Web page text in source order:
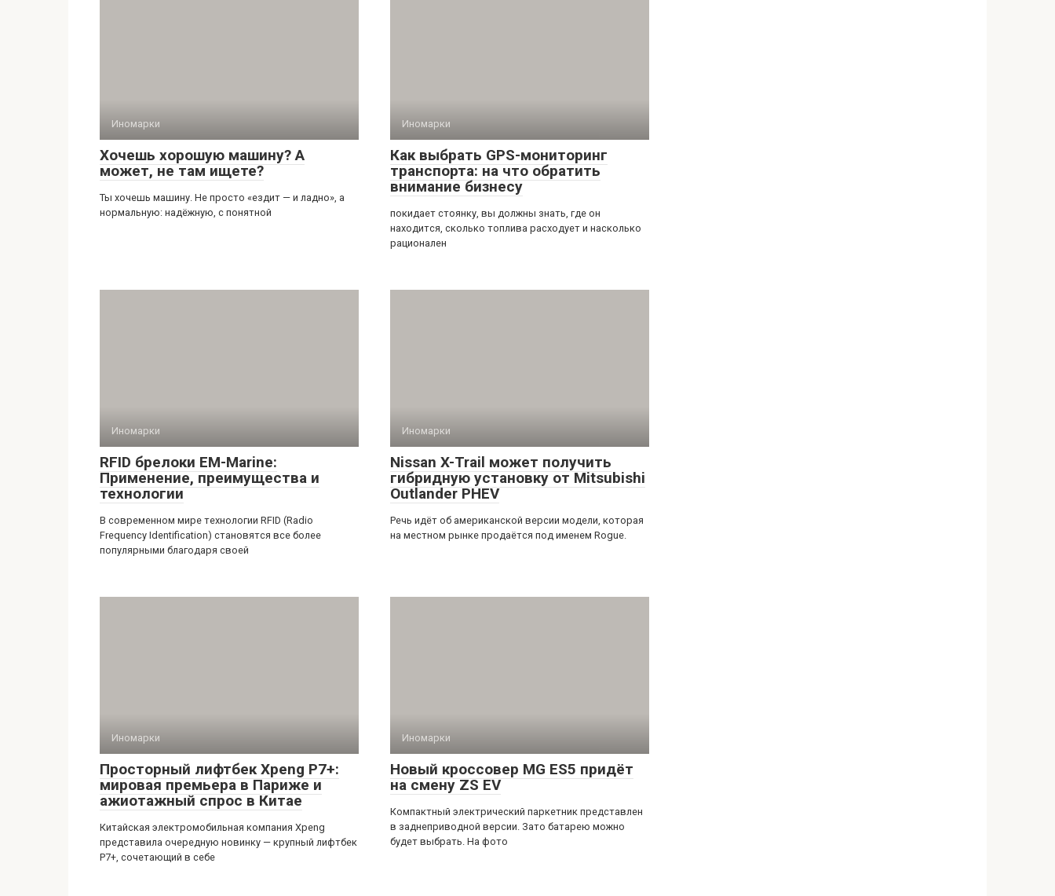
Иномарки
Хочешь хорошую машину? А
может, не там ищете?
Ты хочешь машину. Не просто «ездит — и ладно», а
нормальную: надёжную, с понятной
Иномарки
Как выбрать GPS-мониторинг
транспорта: на что обратить
внимание бизнесу
покидает стоянку, вы должны знать, где он
находится, сколько топлива расходует и насколько
рационален
Иномарки
RFID брелоки EM-Marine:
Применение, преимущества и
технологии
В современном мире технологии RFID (Radio
Frequency Identification) становятся все более
популярными благодаря своей
Иномарки
Nissan X-Trail может получить
гибридную установку от Mitsubishi
Outlander PHEV
Речь идёт об американской версии модели, которая
на местном рынке продаётся под именем Rogue.
Иномарки
Просторный лифтбек Xpeng P7+:
мировая премьера в Париже и
ажиотажный спрос в Китае
Китайская электромобильная компания Xpeng
представила очередную новинку — крупный лифтбек
P7+, сочетающий в себе
Иномарки
Новый кроссовер MG ES5 придёт
на смену ZS EV
Компактный электрический паркетник представлен
в заднеприводной версии. Зато батарею можно
будет выбрать. На фото